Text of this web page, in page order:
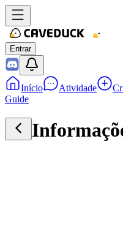
Entrar
Início Atividade
Guide